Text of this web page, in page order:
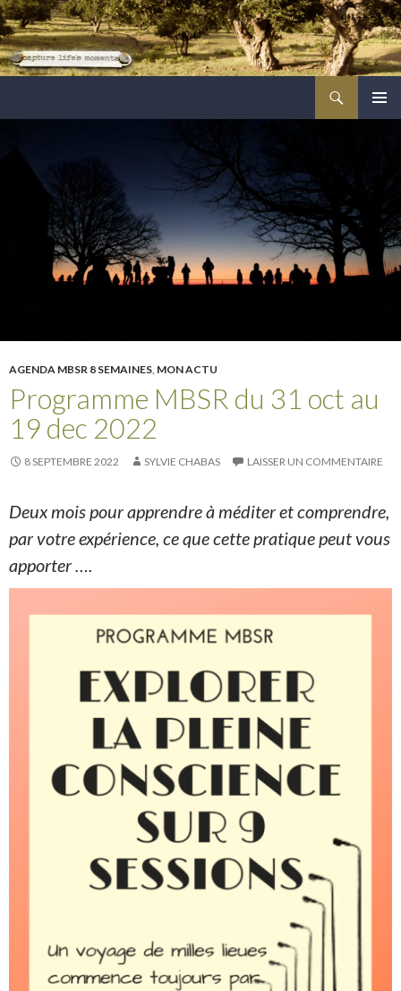
PRINCIPAL
AGENDA MBSR 8 SEMAINES, MON ACTU
Programme MBSR du 31 oct au
19 dec 2022
8 SEPTEMBRE 2022 SYLVIE CHABAS LAISSER UN COMMENTAIRE
Deux mois pour apprendre à méditer et comprendre,
par votre expérience, ce que cette pratique peut vous
apporter ….